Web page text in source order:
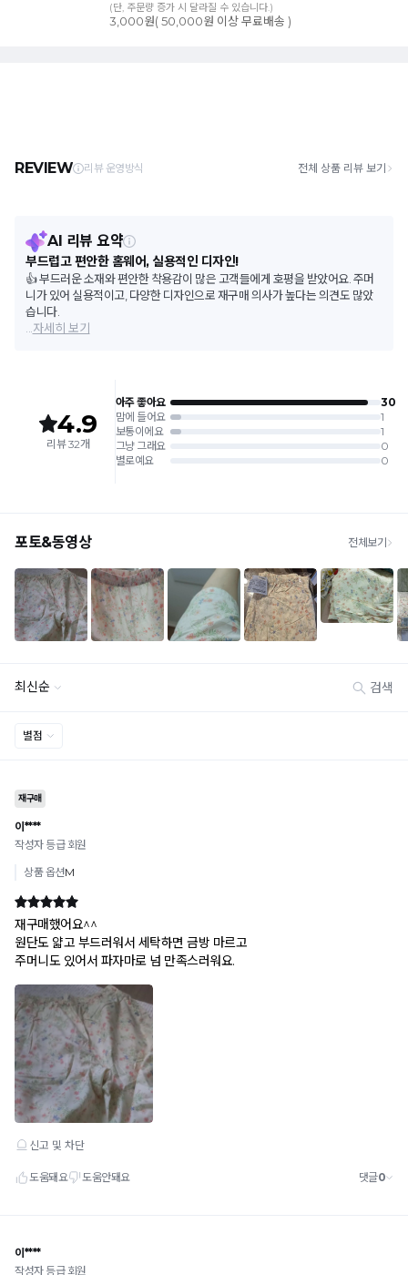
(단, 주문량 증가 시 달라질 수 있습니다.)
3,000원( 50,000원 이상 무료배송 )